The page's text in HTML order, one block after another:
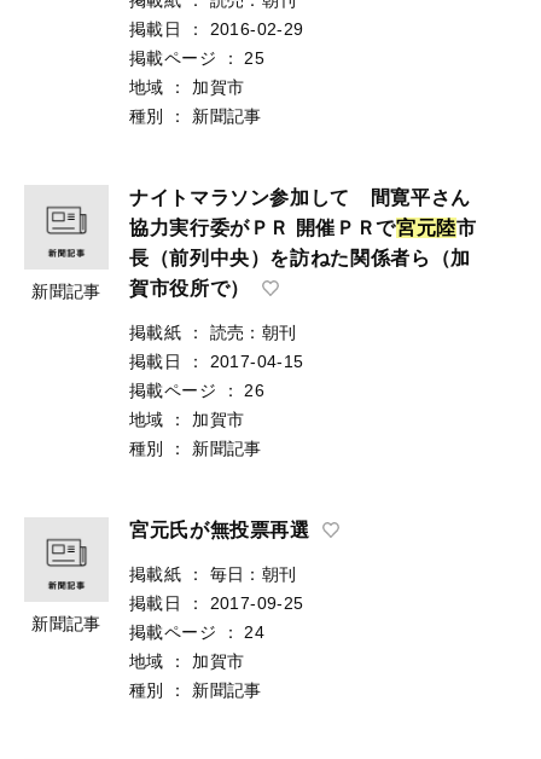
掲載日
：
2016-02-29
掲載ページ
：
25
地域
：
加賀市
種別
： 新聞記事
新聞記事
ナイトマラソン参加して 間寛平さん
協力実行委がＰＲ 開催ＰＲで宮元陸市
長（前列中央）を訪ねた関係者ら（加
賀市役所で）
掲載紙 ：
読売：朝刊
掲載日
：
2017-04-15
掲載ページ
：
26
地域
：
加賀市
種別
： 新聞記事
新聞記事
宮元氏が無投票再選
掲載紙 ：
毎日：朝刊
掲載日
：
2017-09-25
掲載ページ
：
24
地域
：
加賀市
種別
： 新聞記事